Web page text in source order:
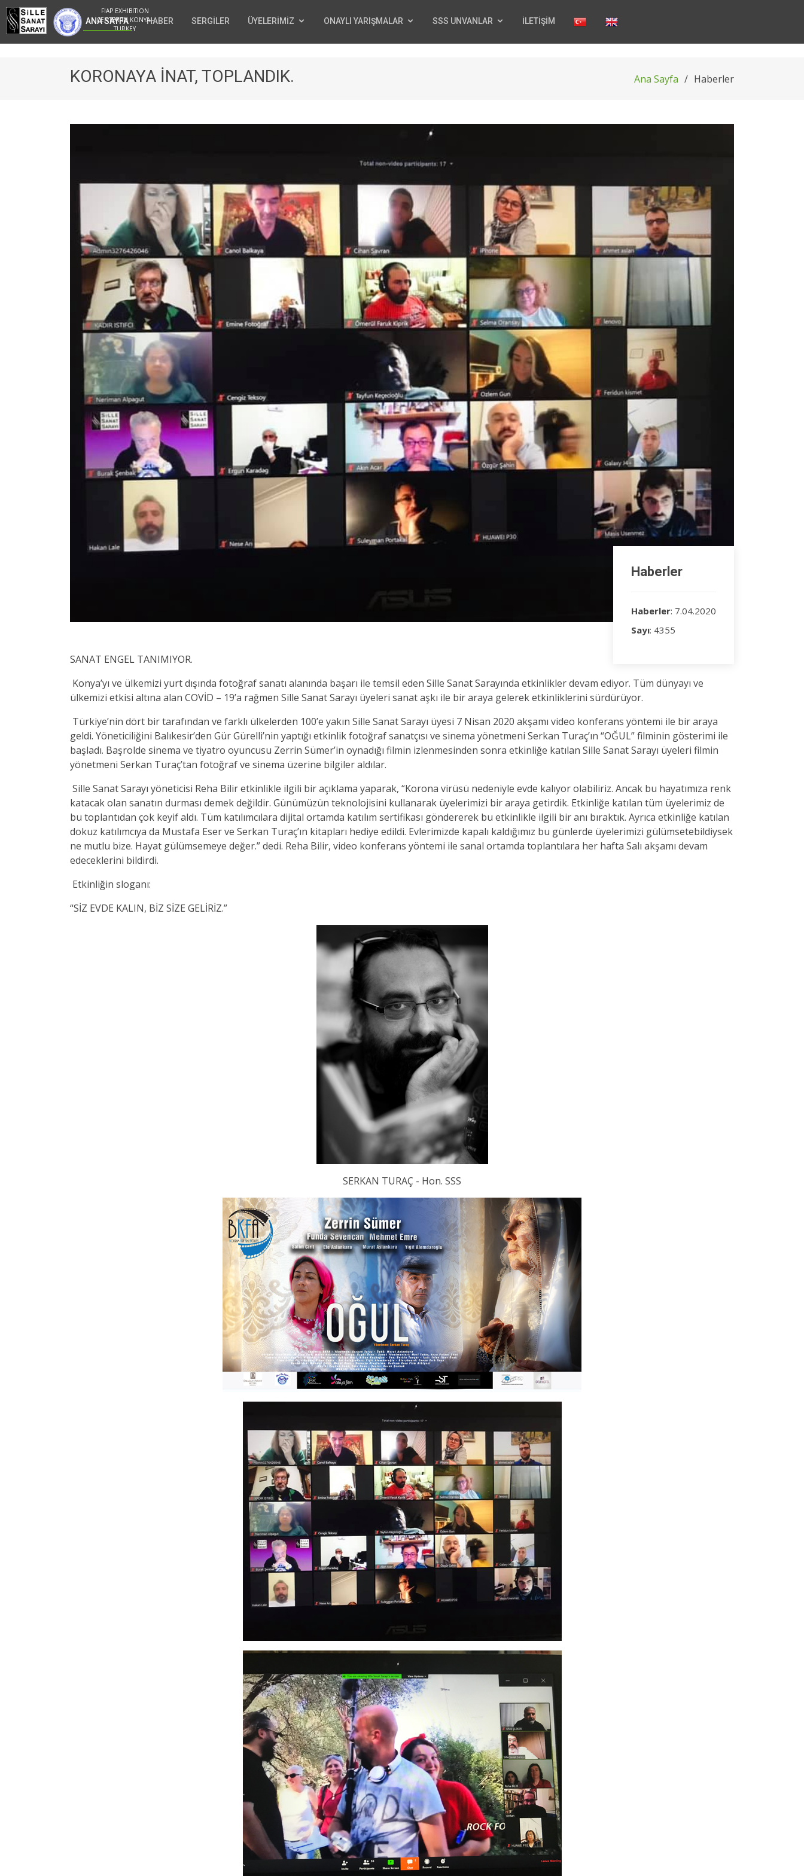
FIAP EXHIBITION
CENTER IN KONYA -
TURKEY
ANA SAYFA HABER SERGİLER ÜYELERİMİZ ONAYLI YARIŞMALAR SSS UNVANLAR İLETİŞİM
KORONAYA İNAT, TOPLANDIK. Ana Sayfa Haberler
Haberler
Haberler: 7.04.2020
Sayı: 4355
SANAT ENGEL TANIMIYOR.
Konya’yı ve ülkemizi yurt dışında fotoğraf sanatı alanında başarı ile temsil eden Sille Sanat Sarayında etkinlikler devam ediyor. Tüm dünyayı ve
ülkemizi etkisi altına alan COVİD – 19’a rağmen Sille Sanat Sarayı üyeleri sanat aşkı ile bir araya gelerek etkinliklerini sürdürüyor.
Türkiye’nin dört bir tarafından ve farklı ülkelerden 100’e yakın Sille Sanat Sarayı üyesi 7 Nisan 2020 akşamı video konferans yöntemi ile bir araya
geldi. Yöneticiliğini Balıkesir’den Gür Gürelli’nin yaptığı etkinlik fotoğraf sanatçısı ve sinema yönetmeni Serkan Turaç’ın “OĞUL” filminin gösterimi ile
başladı. Başrolde sinema ve tiyatro oyuncusu Zerrin Sümer’in oynadığı filmin izlenmesinden sonra etkinliğe katılan Sille Sanat Sarayı üyeleri filmin
yönetmeni Serkan Turaç’tan fotoğraf ve sinema üzerine bilgiler aldılar.
Sille Sanat Sarayı yöneticisi Reha Bilir etkinlikle ilgili bir açıklama yaparak, “Korona virüsü nedeniyle evde kalıyor olabiliriz. Ancak bu hayatımıza renk
katacak olan sanatın durması demek değildir. Günümüzün teknolojisini kullanarak üyelerimizi bir araya getirdik. Etkinliğe katılan tüm üyelerimiz de
bu toplantıdan çok keyif aldı. Tüm katılımcılara dijital ortamda katılım sertifikası göndererek bu etkinlikle ilgili bir anı bıraktık. Ayrıca etkinliğe katılan
dokuz katılımcıya da Mustafa Eser ve Serkan Turaç’ın kitapları hediye edildi. Evlerimizde kapalı kaldığımız bu günlerde üyelerimizi gülümsetebildiysek
ne mutlu bize. Hayat gülümsemeye değer.” dedi. Reha Bilir, video konferans yöntemi ile sanal ortamda toplantılara her hafta Salı akşamı devam
edeceklerini bildirdi.
Etkinliğin sloganı:
“SİZ EVDE KALIN, BİZ SİZE GELİRİZ.”
SERKAN TURAÇ - Hon. SSS